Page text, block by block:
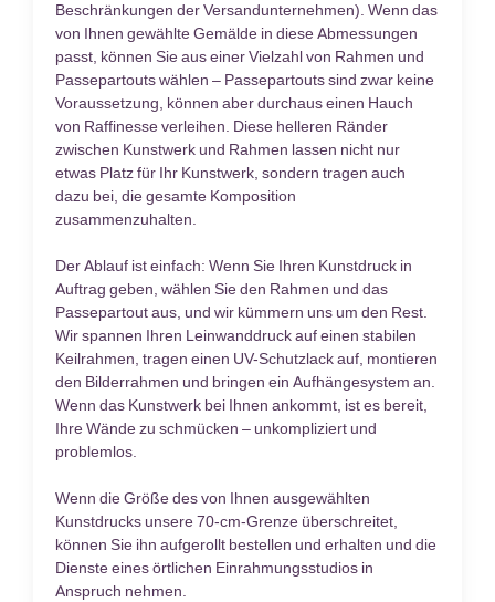
Beschränkungen der Versandunternehmen). Wenn das
von Ihnen gewählte Gemälde in diese Abmessungen
passt, können Sie aus einer Vielzahl von Rahmen und
Passepartouts wählen – Passepartouts sind zwar keine
Voraussetzung, können aber durchaus einen Hauch
von Raffinesse verleihen. Diese helleren Ränder
zwischen Kunstwerk und Rahmen lassen nicht nur
etwas Platz für Ihr Kunstwerk, sondern tragen auch
dazu bei, die gesamte Komposition
zusammenzuhalten.
Der Ablauf ist einfach: Wenn Sie Ihren Kunstdruck in
Auftrag geben, wählen Sie den Rahmen und das
Passepartout aus, und wir kümmern uns um den Rest.
Wir spannen Ihren Leinwanddruck auf einen stabilen
Keilrahmen, tragen einen UV-Schutzlack auf, montieren
den Bilderrahmen und bringen ein Aufhängesystem an.
Wenn das Kunstwerk bei Ihnen ankommt, ist es bereit,
Ihre Wände zu schmücken – unkompliziert und
problemlos.
Wenn die Größe des von Ihnen ausgewählten
Kunstdrucks unsere 70-cm-Grenze überschreitet,
können Sie ihn aufgerollt bestellen und erhalten und die
Dienste eines örtlichen Einrahmungsstudios in
Anspruch nehmen.